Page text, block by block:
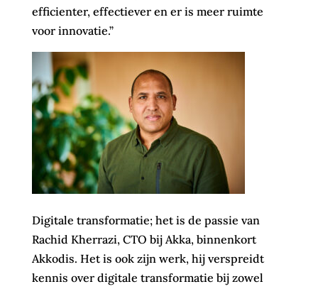
efficienter, effectiever en er is meer ruimte
voor innovatie.”
Digitale transformatie; het is de passie van
Rachid Kherrazi, CTO bij Akka, binnenkort
Akkodis. Het is ook zijn werk, hij verspreidt
kennis over digitale transformatie bij zowel